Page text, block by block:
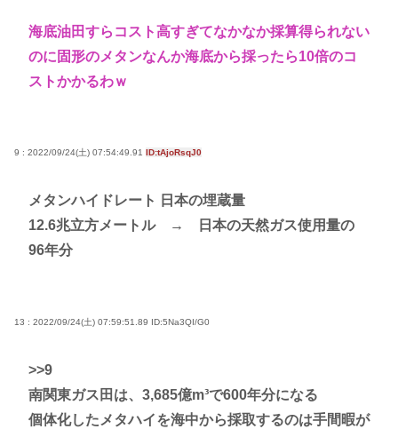
海底油田すらコスト高すぎてなかなか採算得られない
のに固形のメタンなんか海底から採ったら10倍のコ
ストかかるわｗ
9 : 2022/09/24(土) 07:54:49.91 ID:tAjoRsqJ0
メタンハイドレート 日本の埋蔵量
12.6兆立方メートル → 日本の天然ガス使用量の
96年分
13 : 2022/09/24(土) 07:59:51.89 ID:5Na3QI/G0
>>9
南関東ガス田は、3,685億m³で600年分になる
個体化したメタハイを海中から採取するのは手間暇が